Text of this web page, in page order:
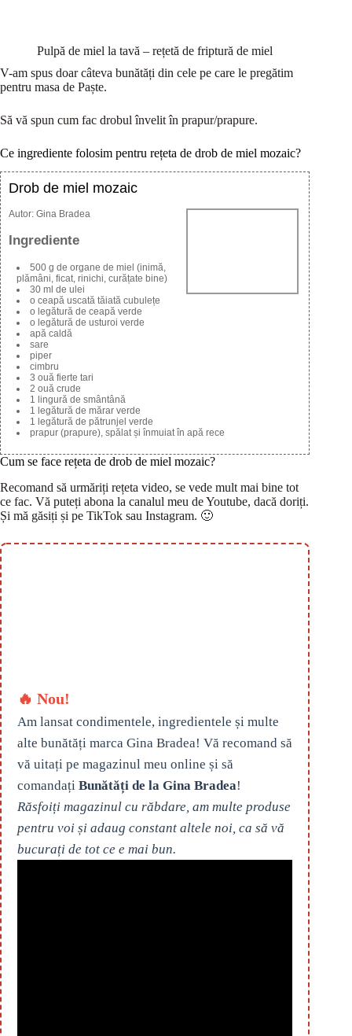
Pulpă de miel la tavă – rețetă de friptură de miel
V-am spus doar câteva bunătăți din cele pe care le pregătim
pentru masa de Paște.
Să vă spun cum fac drobul învelit în prapur/prapure.
Ce ingrediente folosim pentru rețeta de drob de miel mozaic?
Drob de miel mozaic
Autor: Gina Bradea
Ingrediente
500 g de organe de miel (inimă,
plămâni, ficat, rinichi, curățate bine)
30 ml de ulei
o ceapă uscată tăiată cubulețe
o legătură de ceapă verde
o legătură de usturoi verde
apă caldă
sare
piper
cimbru
3 ouă fierte tari
2 ouă crude
1 lingură de smântână
1 legătură de mărar verde
1 legătură de pătrunjel verde
prapur (prapure), spălat și înmuiat în apă rece
Cum se face rețeta de drob de miel mozaic?
Recomand să urmăriți rețeta video, se vede mult mai bine tot
ce fac. Vă puteți abona la canalul meu de Youtube, dacă doriți.
Și mă găsiți și pe TikTok sau Instagram. 🙂
🔥 Nou!
Am lansat condimentele, ingredientele și multe
alte bunătăți marca Gina Bradea! Vă recomand să
vă uitați pe magazinul meu online și să
comandați Bunătăți de la Gina Bradea!
Răsfoiți magazinul cu răbdare, am multe produse
pentru voi și adaug constant altele noi, ca să vă
bucurați de tot ce e mai bun.